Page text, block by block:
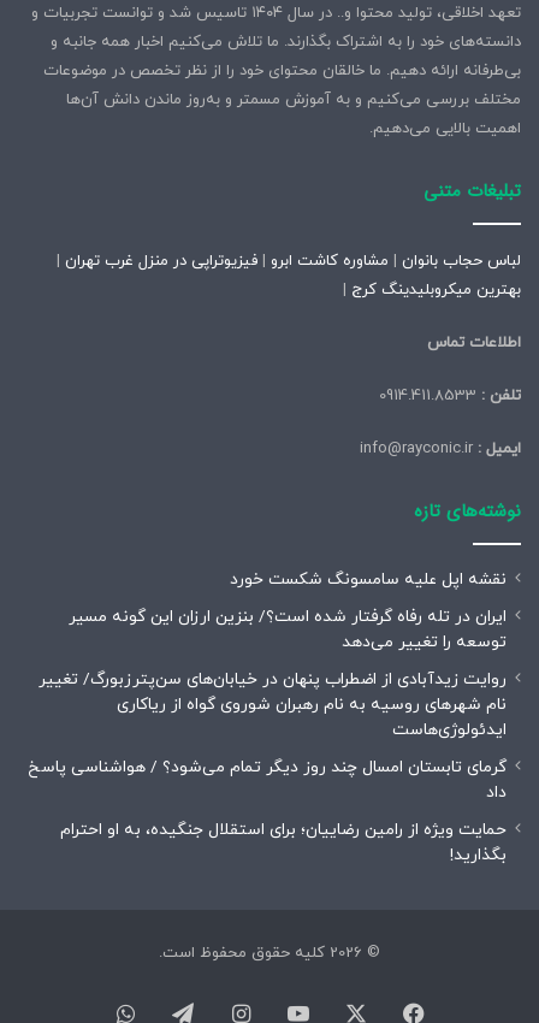
تعهد اخلاقی، تولید محتوا و.. در سال ۱۴۰۴ تاسیس شد و توانست تجربیات و
دانسته‌های خود را به اشتراک بگذارند. ما تلاش می‌کنیم اخبار همه جانبه و
بی‌طرفانه ارائه دهیم. ما خالقان محتوای خود را از نظر تخصص در موضوعات
مختلف بررسی می‌کنیم و به آموزش مسمتر و به‌روز ماندن دانش آن‌ها
اهمیت بالایی می‌دهیم.
تبلیغات متنی
لباس حجاب بانوان | مشاوره کاشت ابرو | فیزیوتراپی در منزل غرب تهران |
بهترین میکروبلیدینگ کرج |
اطلاعات تماس
تلفن :
ایمیل :
نوشته‌های تازه
نقشه اپل علیه سامسونگ شکست خورد
ایران در تله رفاه گرفتار شده است؟/ بنزین ارزان این گونه مسیر
توسعه را تغییر می‌دهد
روایت زیدآبادی از اضطراب پنهان در خیابان‌های سن‌پترزبورگ/ تغییر
نام شهرهای روسیه به نام رهبران شوروی گواه از ریاکاری
ایدئولوژی‌هاست
گرمای تابستان امسال چند روز دیگر تمام می‌شود؟ / هواشناسی پاسخ
داد
حمایت ویژه از رامین رضاییان؛ برای استقلال جنگیده، به او احترام
بگذارید!
© 2026 کلیه حقوق محفوظ است.
فیسبوک ایکس یوتیوب اینستاگرامتلگرام